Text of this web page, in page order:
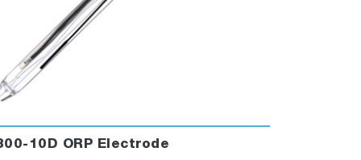
10D ORP Electrode